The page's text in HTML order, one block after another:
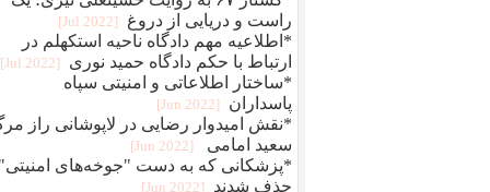
راست و دریایی از دروغ
[2022 Jul]
*اطلاعیه مهم دادگاه ناحیه استکهلم در
ارتباط با حکم دادگاه حمید نوری
[2022 Jul]
*ساختار اطلاعاتی و امنیتی سپاه
پاسداران
[2022 Jun]
*نقش امیدوار رضایی در لاپوشانی راز
سعید امامی
[2022 Jun]
*پزشکانی که به دست "جوخه‌های
حذف شدند
[2022 Jun]